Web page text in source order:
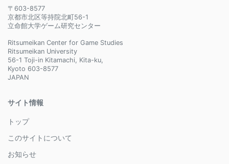
〒603-8577
京都市北区等持院北町56-1
立命館大学ゲーム研究センター
Ritsumeikan Center for Game Studies
Ritsumeikan University
56-1 Toji-in Kitamachi, Kita-ku,
Kyoto 603-8577
JAPAN
サイト情報
トップ
このサイトについて
お知らせ